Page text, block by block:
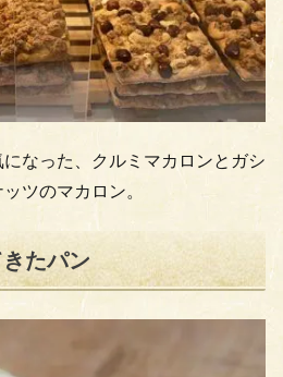
なった、クルミマカロンとガシ
ツのマカロン。
たパン